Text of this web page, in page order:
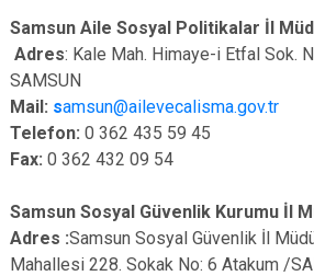
Samsun Aile Sosyal Politikalar İl
Adres: Kale Mah. Himaye-i Etfal Sok.
SAMSUN
Mail: samsun@ailevecalisma.gov.tr
Telefon: 0 362 435 59 45
Fax: 0 362 432 09 54
Samsun Sosyal Güvenlik Kurumu İl
Adres :Samsun Sosyal Güvenlik İl
Mahallesi 228. Sokak No: 6 Atakum /